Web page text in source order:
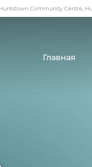
Community Centre,
Главная